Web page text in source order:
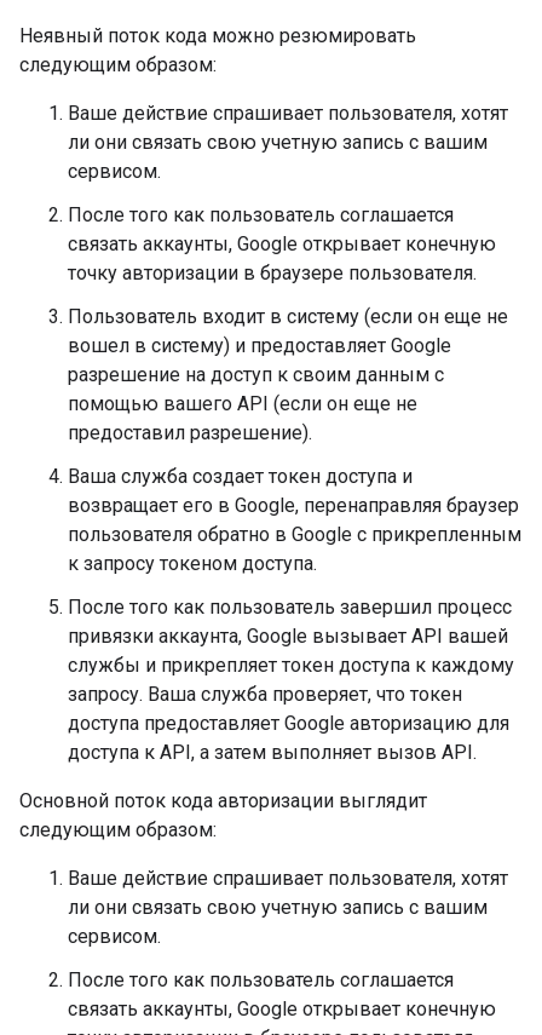
Неявный поток кода можно резюмировать
следующим образом:
Ваше действие спрашивает пользователя, хотят
ли они связать свою учетную запись с вашим
сервисом.
После того как пользователь соглашается
связать аккаунты, Google открывает конечную
точку авторизации в браузере пользователя.
Пользователь входит в систему (если он еще не
вошел в систему) и предоставляет Google
разрешение на доступ к своим данным с
помощью вашего API (если он еще не
предоставил разрешение).
Ваша служба создает токен доступа и
возвращает его в Google, перенаправляя браузер
пользователя обратно в Google с прикрепленным
к запросу токеном доступа.
После того как пользователь завершил процесс
привязки аккаунта, Google вызывает API вашей
службы и прикрепляет токен доступа к каждому
запросу. Ваша служба проверяет, что токен
доступа предоставляет Google авторизацию для
доступа к API, а затем выполняет вызов API.
Основной поток кода авторизации выглядит
следующим образом:
Ваше действие спрашивает пользователя, хотят
ли они связать свою учетную запись с вашим
сервисом.
После того как пользователь соглашается
связать аккаунты, Google открывает конечную